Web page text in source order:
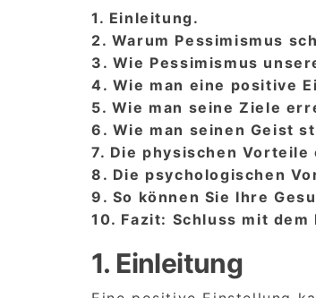
1. Einleitung.
2. Warum Pessimismus
3. Wie Pessimismus
4. Wie man eine positive
5. Wie man seine Ziele
6. Wie man seinen Geist
7. Die physischen
8. Die psychologischen
9. So können Sie Ihre
10. Fazit: Schluss mit dem
1. Einleitung